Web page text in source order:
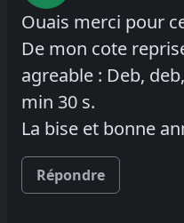
Ouais merci pour
De mon cote
agreable : Deb,
min 30 s.
La bise et bonne
Répondre